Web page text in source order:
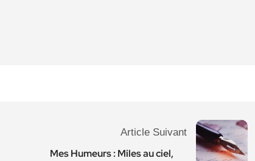
Article Suivant
Mes Humeurs : Miles au ciel,